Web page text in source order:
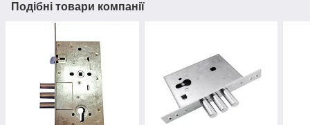
Подібні товари компанії